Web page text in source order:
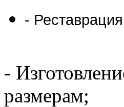
-
-
размерам;